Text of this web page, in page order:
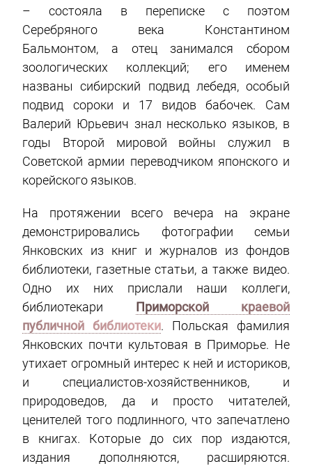
– состояла в переписке с поэтом
Серебряного века Константином
Бальмонтом, а отец занимался сбором
зоологических коллекций; его именем
названы сибирский подвид лебедя, особый
подвид сороки и 17 видов бабочек. Сам
Валерий Юрьевич знал несколько языков, в
годы Второй мировой войны служил в
Советской армии переводчиком японского и
корейского языков.
На протяжении всего вечера на экране
демонстрировались фотографии семьи
Янковских из книг и журналов из фондов
библиотеки, газетные статьи, а также видео.
Одно их них прислали наши коллеги,
библиотекари Приморской краевой
публичной библиотеки. Польская фамилия
Янковских почти культовая в Приморье. Не
утихает огромный интерес к ней и историков,
и специалистов-хозяйственников, и
природоведов, да и просто читателей,
ценителей того подлинного, что запечатлено
в книгах. Которые до сих пор издаются,
издания дополняются, расширяются.